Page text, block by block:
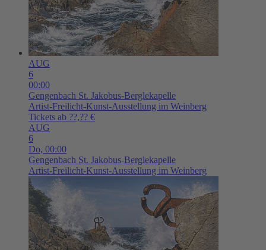
AUG
6
00:00
Gengenbach St. Jakobus-Berglekapelle
Artist-Freilicht-Kunst-Ausstellung im Weinberg
Tickets ab ??,?? €
AUG
6
Do, 00:00
Gengenbach St. Jakobus-Berglekapelle
Artist-Freilicht-Kunst-Ausstellung im Weinberg